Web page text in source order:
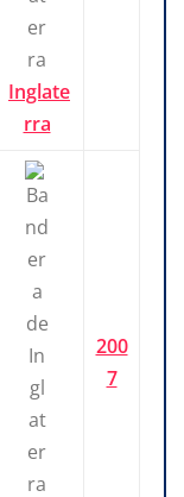
Inglate
rra
200
7